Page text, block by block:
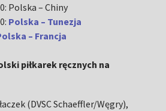
Polska – Chiny
Polska – Tunezja
– Francja
piłkarek ręcznych na
(DVSC Schaeffler/Węgry),